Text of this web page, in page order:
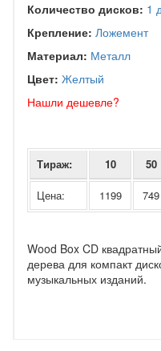
Количество дисков: 1
Крепление: Ложемент
Материал: Металл
Цвет: Желтый
Нашли дешевле?
Тираж: 10 50
Цена: 1199 749
Wood Box CD
дерева для компакт
музыкальных изданий.